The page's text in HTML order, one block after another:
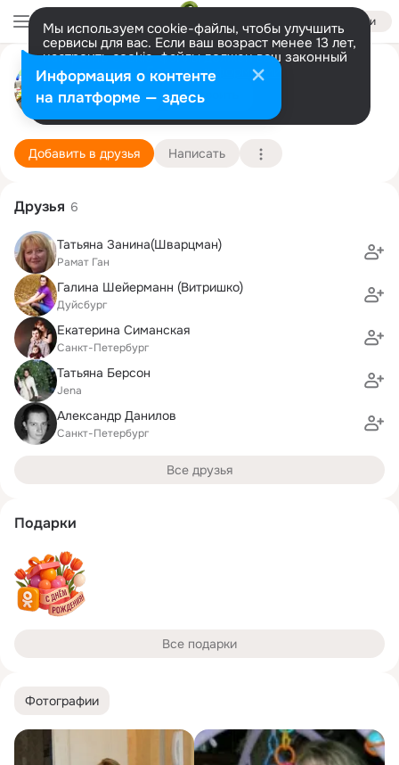
Войти
Мы используем cookie-файлы, чтобы улучшить
сервисы для вас. Если ваш возраст менее 13 лет,
настроить cookie-файлы должен ваш законный
представитель. Больше информации
Разрешить все Настроить
Евгения Герцман
Санкт-Петербург
Гимназия "Петершуле"
Подробнее
Добавить в друзья Написать
Фотографии
Друзья 6
Татьяна Занина(Шварцман)
Рамат Ган
Галина Шейерманн (Витришко)
Дуйсбург
Екатерина Симанская
Санкт-Петербург
Татьяна Берсон
Jena
Александр Данилов
Санкт-Петербург
Все друзья
Подарки
Все подарки
Информация о контенте
на платформе — здесь